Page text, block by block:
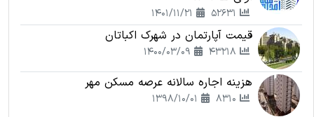
قیمت آپارتمان در شهرک اکباتان
هزینه اجاره سالانه عرصه مسکن مهر